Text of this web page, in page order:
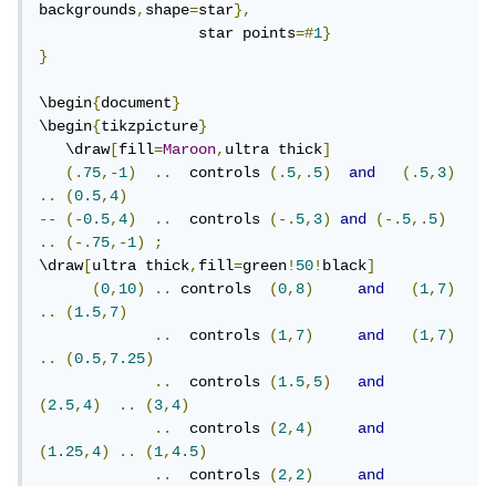
backgrounds,shape=star},
                  star points
=#1}
}
\begin{document}
\begin{tikzpicture}
   \draw
[fill=Maroon,ultra thick]
(.75,-1) ..
  controls
(.5,.5) and (.5,3)
..
(0.5,4)
--
(-0.5,4) ..
  controls
(-.5,3) and (-.5,.5)
..
(-.75,-1)
;
\draw[ultra thick,fill=green!50!black]
(0,10) .. controls (0,8) and (1,7)
..
(1.5,7)
..
  controls
(1,7) and (1,7)
..
(0.5,7.25)
..
  controls
(1.5,5)
and
(2.5,4) .. (3,4)
..
  controls
(2,4)
and
(1.25,4) .. (1,4.5)
..
  controls
(2,2)
and